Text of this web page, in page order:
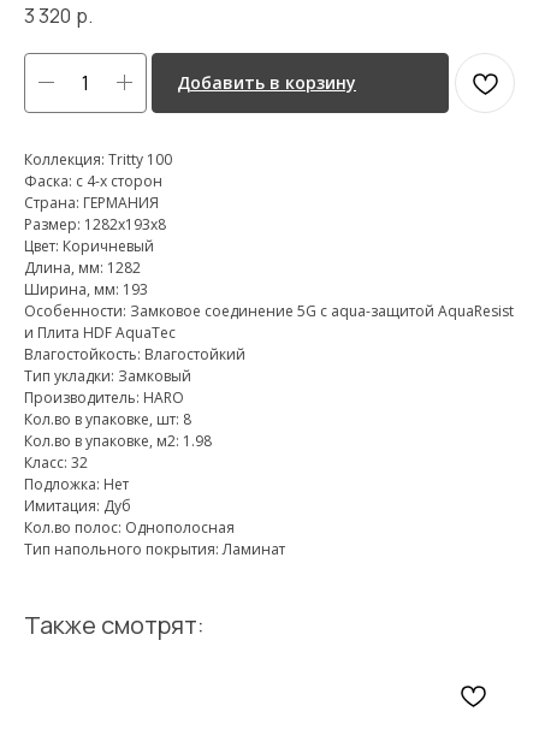
3 320 р.
Добавить в корзину
Коллекция: Tritty 100
Фаска: с 4-х сторон
Страна: ГЕРМАНИЯ
Размер: 1282x193x8
Цвет: Коричневый
Длина, мм: 1282
Ширина, мм: 193
Особенности: Замковое соединение 5G с aqua-защитой AquaResist
и Плита HDF AquaTec
Влагостойкость: Влагостойкий
Тип укладки: Замковый
Производитель: HARO
Кол.во в упаковке, шт: 8
Кол.во в упаковке, м2: 1.98
Класс: 32
Подложка: Нет
Имитация: Дуб
Кол.во полос: Однополосная
Тип напольного покрытия: Ламинат
Также смотрят: